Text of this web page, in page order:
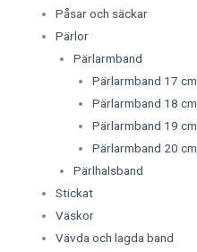
Påsar och säckar
Pärlor
Pärlarmband
Pärlarmband 17 cm
Pärlarmband 18 cm
Pärlarmband 19 cm
Pärlarmband 20 cm
Pärlhalsband
Stickat
Väskor
Vävda och lagda band